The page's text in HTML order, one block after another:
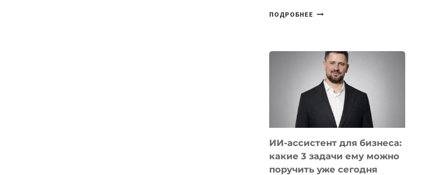
ПОДРОБНЕЕ
КОТОРЫЕ
РАЗВИВАЮТ
ТЕХНОЛОГИЧЕСКОЕ
ОБРАЗОВАНИЕ
ТАДЖИКИСТАНА
ИИ-ассистент для бизнеса:
какие 3 задачи ему можно
поручить уже сегодня